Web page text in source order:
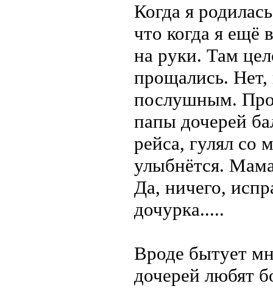
Когда я
что когда я ещё
на руки. Там
прощались.
послушным.
папы дочерей
рейса, гулял со
улыбнётся.
Да, ничего,
дочурка.....
Вроде бытует
дочерей любят